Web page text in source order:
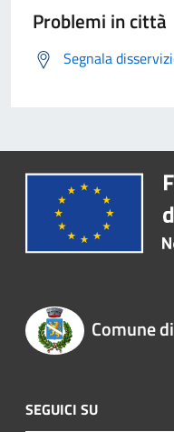
Problemi in città
Segnala
Comune
SEGUICI SU